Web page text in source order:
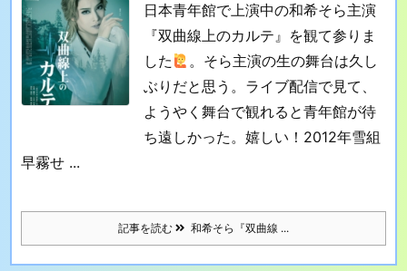
日本青年館で上演中の和希そら主演
『双曲線上のカルテ』を観て参りま
した
。そら主演の生の舞台は久し
ぶりだと思う。ライブ配信で見て、
ようやく舞台で観れると青年館が待
ち遠しかった。嬉しい！ 2012年雪組
早霧せ ...
記事を読む 和希そら『双曲線 ...